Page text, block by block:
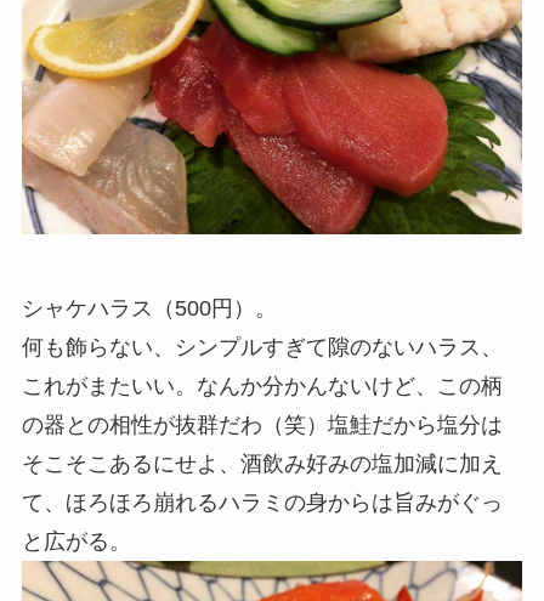
シャケハラス（500円）。
何も飾らない、シンプルすぎて隙のないハラス、
これがまたいい。なんか分かんないけど、この柄
の器との相性が抜群だわ（笑）塩鮭だから塩分は
そこそこあるにせよ、酒飲み好みの塩加減に加え
て、ほろほろ崩れるハラミの身からは旨みがぐっ
と広がる。